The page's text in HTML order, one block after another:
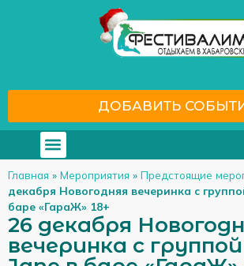
ДОБАВИТЬ
Главная » Мероприятия » Предстоящие
декабря Новогодняя вечеринка с
баре «ГараЖ» 18+
26 декабря
вечеринка с